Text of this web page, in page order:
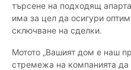
търсене на подходящ
има за цел да осигури
сключване на сделки.
Мотото „Вашият дом е наш
стремежа на компанията да